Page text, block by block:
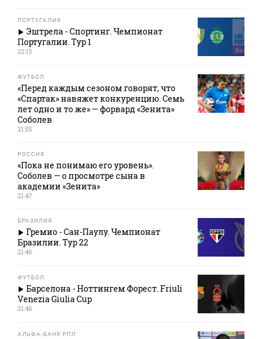
ПОРТУГАЛИЯ
Эштрела - Спортинг. Чемпионат
Португалии. Тур 1
22:15
ФУТБОЛ
«Перед каждым сезоном говорят, что
«Спартак» навяжет конкуренцию. Семь
лет одно и то же» — форвард «Зенита»
Соболев
21:55
РОССИЯ
«Пока не понимаю его уровень».
Соболев — о просмотре сына в
академии «Зенита»
21:47
БРАЗИЛИЯ
Гремио - Сан-Паулу. Чемпионат
Бразилии. Тур 22
21:46
ФУТБОЛ
Барселона - Ноттингем Форест. Friuli
Venezia Giulia Cup
21:46
АЛЬФА-БАНК РПЛ